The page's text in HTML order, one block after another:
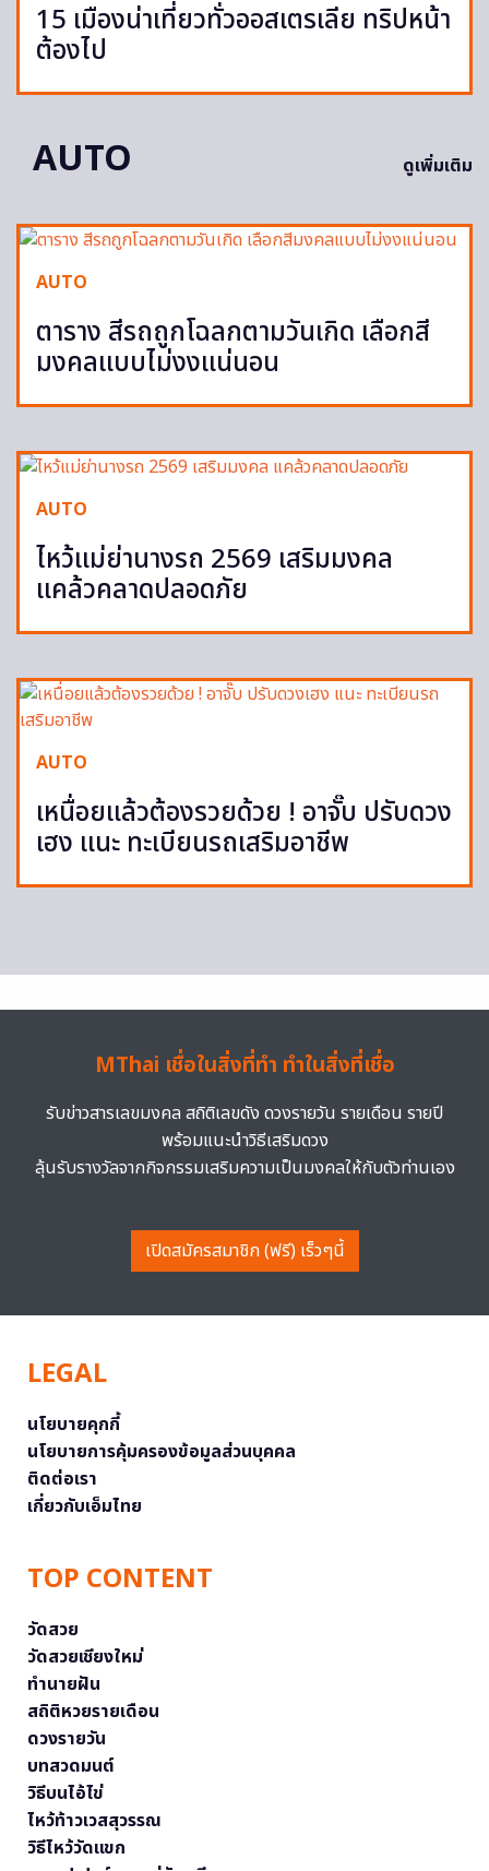
15 เมืองน่าเที่ยวทั่วออสเตรเลีย ทริปหน้า
ต้องไป
AUTO ดูเพิ่มเติม
AUTO
ตาราง สีรถถูกโฉลกตามวันเกิด เลือกสี
มงคลแบบไม่งงแน่นอน
AUTO
ไหว้แม่ย่านางรถ 2569 เสริมมงคล
แคล้วคลาดปลอดภัย
AUTO
เหนื่อยแล้วต้องรวยด้วย ! อาจั๊บ ปรับดวง
เฮง แนะ ทะเบียนรถเสริมอาชีพ
MThai เชื่อในสิ่งที่ทำ ทำในสิ่งที่เชื่อ
รับข่าวสารเลขมงคล สถิติเลขดัง ดวงรายวัน รายเดือน รายปี
พร้อมแนะนำวิธีเสริมดวง
ลุ้นรับรางวัลจากกิจกรรมเสริมความเป็นมงคลให้กับตัวท่านเอง
เปิดสมัครสมาชิก (ฟรี) เร็วๆนี้
LEGAL
นโยบายคุกกี้
นโยบายการคุ้มครองข้อมูลส่วนบุคคล
ติดต่อเรา
เกี่ยวกับเอ็มไทย
TOP CONTENT
วัดสวย
วัดสวยเชียงใหม่
ทำนายฝัน
สถิติหวยรายเดือน
ดวงรายวัน
บทสวดมนต์
วิธีบนไอ้ไข่
ไหว้ท้าวเวสสุวรรณ
วิธีไหว้วัดแขก